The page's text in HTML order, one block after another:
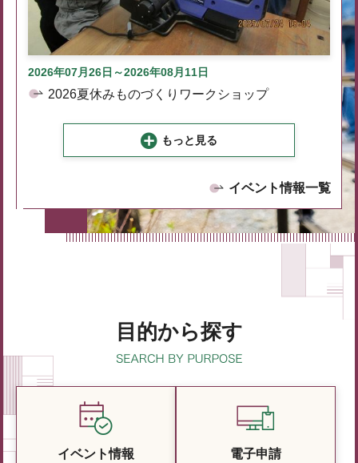
2026年07月26日～2026年08月11日
2026夏休みものづくりワークショップ
もっと見る
イベント情報一覧
目的から探す
イベント情報 電子申請